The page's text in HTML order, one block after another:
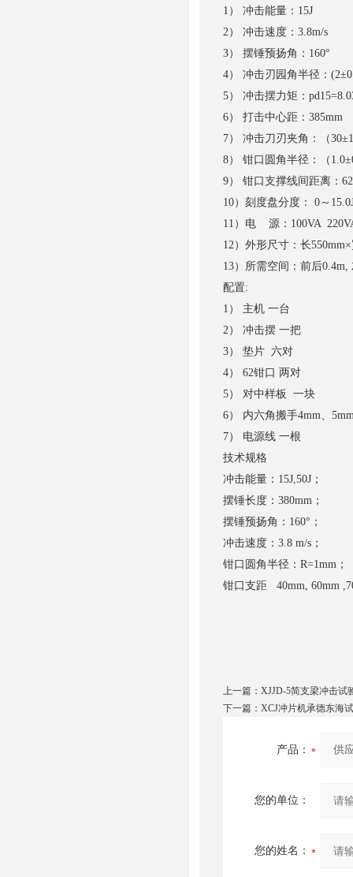
1） 冲击能量：15J
2） 冲击速度：3.8m/s
3） 摆锤预扬角：160°
4） 冲击刃园角半径：
5） 冲击摆力矩：
6） 打击中心距：385mm
7） 冲击刀刃夹角：（
8） 钳口圆角半径：（
9） 钳口支撑线间距离：
10）刻度盘分度： 0～
11）电 源：100VA
12）外形尺寸：长
13）所需空间：前后0.4m,
配置:
1） 主机 一台
2） 冲击摆 一把
3） 垫片 六对
4） 62钳口 两对
5） 对中样板 一块
6） 内六角搬手4mm、
7） 电源线 一根
技术规格
冲击能量：15J,50J；
摆锤长度：380mm；
摆锤预扬角：160°；
冲击速度：3.8 m/s；
钳口圆角半径：R=1mm；
钳口支距 40mm, 60mm
上一篇： XJJD-5简支梁冲击试
下一篇： XCJ冲片机承德东海
产品：
您的单位：
您的姓名：